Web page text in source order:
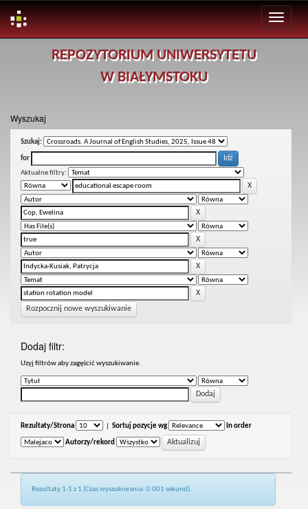
REPOZYTORIUM UNIWERSYTETU
W BIAŁYMSTOKU
Wyszukaj
Szukaj:
for
Aktualne filtry:
Rozpocznij nowe wyszukiwanie
Dodaj filtr:
Uzyj filtrów aby zagęścić wyszukiwanie.
Rezultaty/Strona Sortuj pozycje wg In order
Autorzy/rekord
Rezultaty 1-1 z 1 (Czas wyszukiwania: 0.001 sekund).